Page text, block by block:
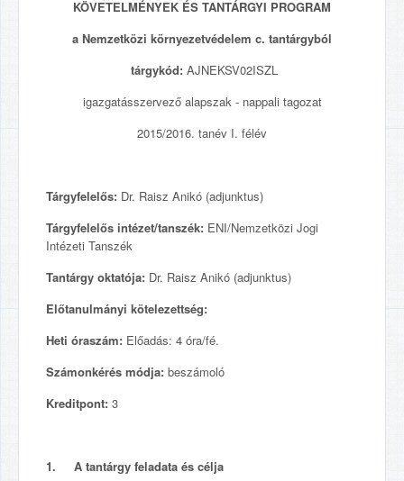
KÖVETELMÉNYEK ÉS TANTÁRGYI PROGRAM
a Nemzetközi környezetvédelem c. tantárgyból
tárgykód: AJNEKSV02ISZL
igazgatásszervező alapszak - nappali tagozat
2015/2016. tanév I. félév
Tárgyfelelős: Dr. Raisz Anikó (adjunktus)
Tárgyfelelős intézet/tanszék: ENI/Nemzetközi Jogi
Intézeti Tanszék
Tantárgy oktatója: Dr. Raisz Anikó (adjunktus)
Előtanulmányi kötelezettség:
Heti óraszám: Előadás: 4 óra/fé.
Számonkérés módja: beszámoló
Kreditpont: 3
1. A tantárgy feladata és célja